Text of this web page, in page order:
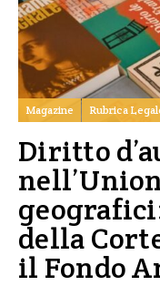
Magazine Rubrica
Diritto
della
il Fondo